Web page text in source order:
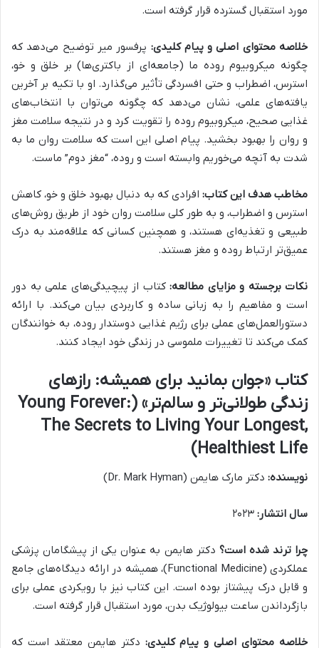
مورد استقبال گسترده قرار گرفته است.
خلاصه محتوای اصلی و پیام کلیدی: پرفسور میر توضیح می‌دهد که
چگونه میکروبیوم روده ما (جامعه‌ای از باکتری‌ها) بر خلق و خو،
استرس، اضطراب و حتی افسردگی تأثیر می‌گذارد. او با تکیه بر آخرین
یافته‌های علمی، نشان می‌دهد که چگونه می‌توان با انتخاب‌های
غذایی صحیح، میکروبیوم روده را تقویت کرد و در نتیجه سلامت مغز
و روان را بهبود بخشید. پیام اصلی این است که سلامت روان ما به
شدت به آنچه می‌خوریم وابسته است و روده، “مغز دوم” ماست.
مخاطب هدف این کتاب: افرادی که به دنبال بهبود خلق و خو، کاهش
استرس و اضطراب، و به طور کلی سلامت روان خود از طریق روش‌های
طبیعی و تغذیه‌ای هستند، و همچنین کسانی که علاقه‌مند به درک
عمیق‌تر ارتباط روده و مغز هستند.
نکات برجسته و مزایای مطالعه: کتاب از پیچیدگی‌های علمی به دور
است و مفاهیم را به زبانی ساده و کاربردی بیان می‌کند. با ارائه
دستورالعمل‌های عملی برای رژیم غذایی دوستدار روده، به خوانندگان
کمک می‌کند تا تغییرات ملموسی در زندگی خود ایجاد کنند.
کتاب «جوان بمانید برای همیشه: رازهای
زندگی طولانی‌تر و سالم‌تر» (Young Forever:
The Secrets to Living Your Longest,
Healthiest Life)
نویسنده: دکتر مارک هایمن (Dr. Mark Hyman)
سال انتشار:
چرا ترند شده است؟ دکتر هایمن به عنوان یکی از پیشگامان پزشکی
عملکردی (Functional Medicine)، همیشه در ارائه دیدگاه‌های جامع
و قابل درک پیشتاز بوده است. این کتاب نیز با رویکردی عملی برای
بازگرداندن ساعت بیولوژیک بدن، مورد استقبال قرار گرفته است.
خلاصه محتوای اصلی و پیام کلیدی: دکتر هایمن معتقد است که